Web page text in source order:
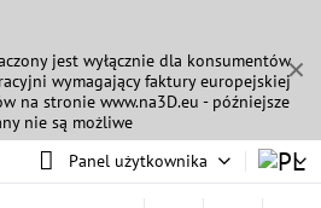
✕
jest wyłącznie dla konsumentów
wymagający faktury europejskiej
na stronie www.na3D.eu - późniejsze
nie są możliwe
Panel użytkownika